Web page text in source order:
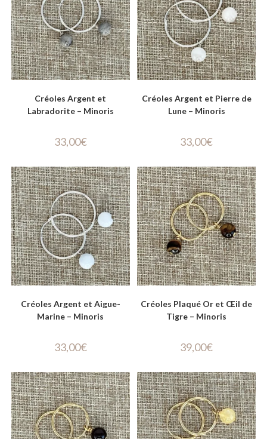
Créoles Argent et
Labradorite – Minoris
33,00€
Créoles Argent et Pierre de
Lune – Minoris
33,00€
Créoles Argent et Aigue-
Marine – Minoris
33,00€
Créoles Plaqué Or et Œil de
Tigre – Minoris
39,00€